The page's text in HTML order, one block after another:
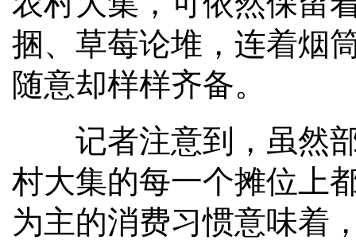
捆、草莓论堆，连着烟
随意却样样齐备。
记者注意到，虽然部
村大集的每一个摊位上
为主的消费习惯意味着